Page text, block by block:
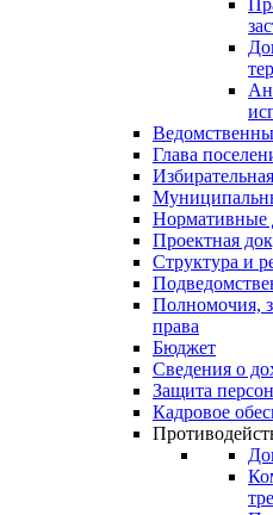
Глава
Нормативные
Проектная
Структура и
Полномочия,
права
Бюджет
Сведения о
Защита
Кадровое